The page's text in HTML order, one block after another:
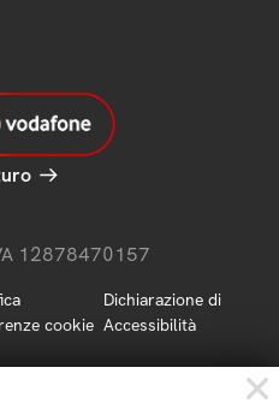
12878470157
cookie
Dichiarazione di
Accessibilità